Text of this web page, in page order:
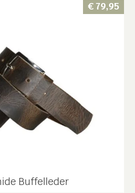
€79,95
Buffelleder